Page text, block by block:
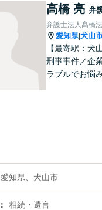
高橋 亮 弁
弁護士法人髙橋
愛知県|犬山
【最寄駅：
刑事事件／企
ラブルでお悩
愛知県、犬山市
相続・遺言